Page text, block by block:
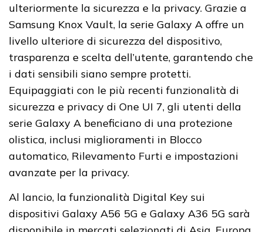
ulteriormente la sicurezza e la privacy. Grazie a
Samsung Knox Vault, la serie Galaxy A offre un
livello ulteriore di sicurezza del dispositivo,
trasparenza e scelta dell’utente, garantendo che
i dati sensibili siano sempre protetti.
Equipaggiati con le più recenti funzionalità di
sicurezza e privacy di One UI 7, gli utenti della
serie Galaxy A beneficiano di una protezione
olistica, inclusi miglioramenti in Blocco
automatico, Rilevamento Furti e impostazioni
avanzate per la privacy.
Al lancio, la funzionalità Digital Key sui
dispositivi Galaxy A56 5G e Galaxy A36 5G sarà